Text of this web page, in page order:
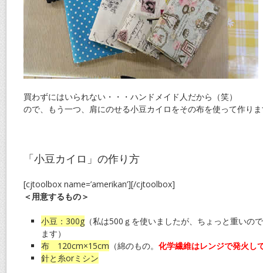
買わずにはいられない・・・ハンドメイド人だから（笑）
ので、もう一つ、肩にのせる小豆カイロをその布を使って作り
「小豆カイロ」の作り方
[cjtoolbox name=’amerikan’][/cjtoolbox]
＜用意するもの＞
小豆：300g （私は500ｇを使いましたが、ちょっと重いの
ます）
布 120cm×15cm （綿のもの。 化学繊維はレンジで発火し
針と糸orミシン